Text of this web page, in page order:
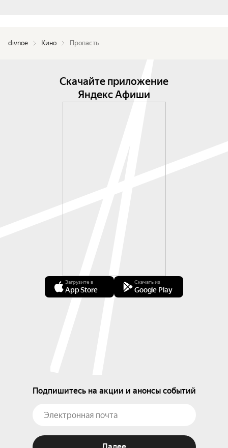
divnoe Кино Пропасть
Скачайте приложение
Яндекс Афиши
Загрузите в
App Store
Скачать из
Google Play
Подпишитесь на акции и анонсы событий